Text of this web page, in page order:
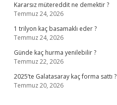
Kararsız mütereddit ne demektir ?
Temmuz 24, 2026
1 trilyon kaç basamaklı eder ?
Temmuz 24, 2026
Günde kaç hurma yenilebilir ?
Temmuz 22, 2026
2025’te Galatasaray kaç forma sattı ?
Temmuz 20, 2026